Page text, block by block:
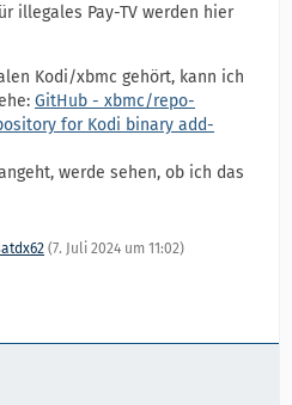
illegales Pay-TV werden hier
Kodi/xbmc gehört, kann ich
GitHub - xbmc/repo-
for Kodi binary add-
werde sehen, ob ich das
(7. Juli 2024 um 11:02)